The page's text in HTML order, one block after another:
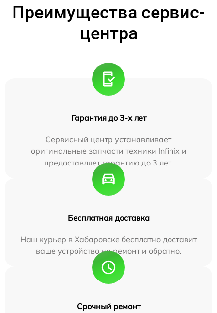
Преимущества сервис-
центра
Гарантия до 3-х лет
Сервисный центр устанавливает
оригинальные запчасти техники Infinix и
предоставляет гарантию до 3 лет.
Бесплатная доставка
Наш курьер в Хабаровске бесплатно доставит
ваше устройство на ремонт и обратно.
Срочный ремонт